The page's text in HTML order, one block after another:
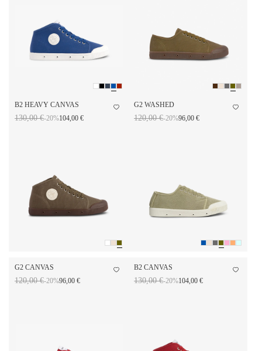
B2 HEAVY CANVAS
130,00 €-20%104,00 €
G2 WASHED
120,00 €-20%96,00 €
G2 CANVAS
120,00 €-20%96,00 €
B2 CANVAS
130,00 €-20%104,00 €